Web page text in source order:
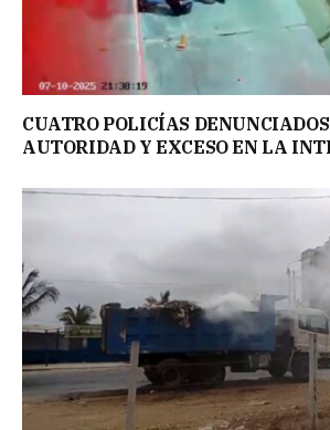
CUATRO POLICÍAS
AUTORIDAD Y EXCESO EN LA